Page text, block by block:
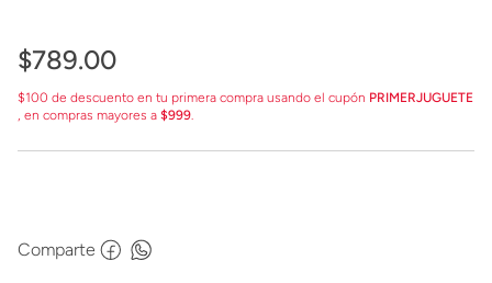
$789.00
$100 de descuento en tu primera compra usando el cupón PRIMERJUGUETE
, en compras mayores a $999.
Comparte